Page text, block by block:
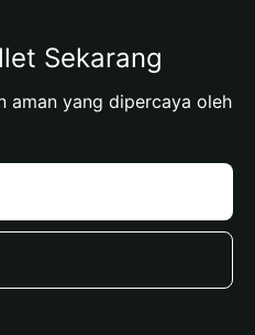
Sekarang
yang dipercaya oleh